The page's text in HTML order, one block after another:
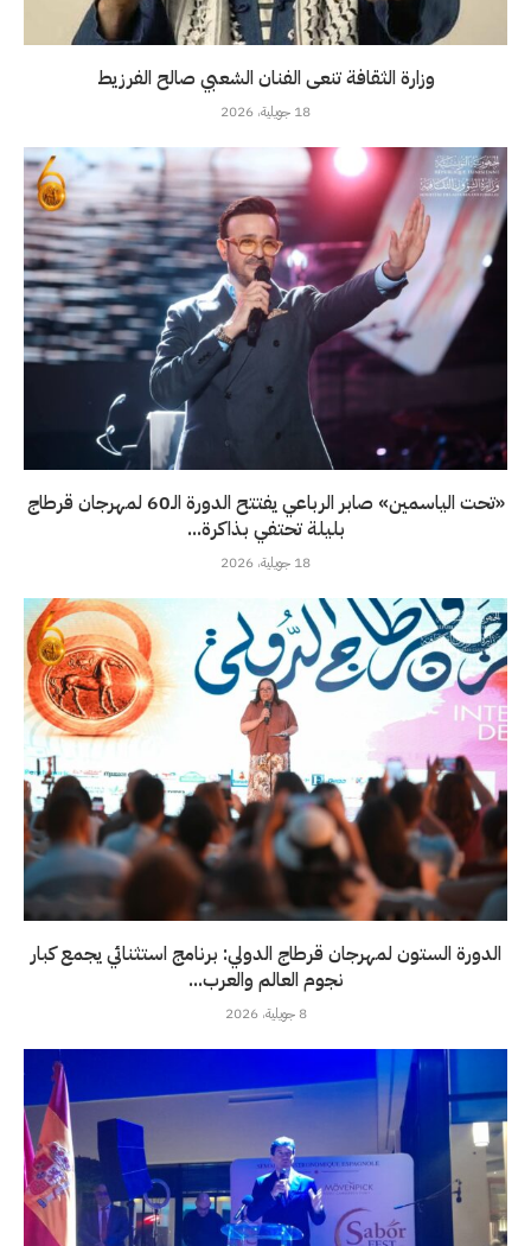
وزارة الثقافة تنعى الفنان الشعبي صالح الفرزيط
18 جويلية، 2026
«تحت الياسمين» صابر الرباعي يفتتح الدورة الـ60 لمهرجان قرطاج
بليلة تحتفي بذاكرة...
18 جويلية، 2026
الدورة الستون لمهرجان قرطاج الدولي: برنامج استثنائي يجمع كبار
نجوم العالم والعرب...
8 جويلية، 2026